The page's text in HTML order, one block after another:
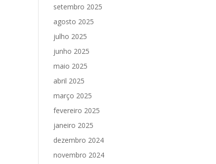
setembro 2025
agosto 2025
julho 2025
junho 2025
maio 2025
abril 2025
março 2025
fevereiro 2025
janeiro 2025
dezembro 2024
novembro 2024